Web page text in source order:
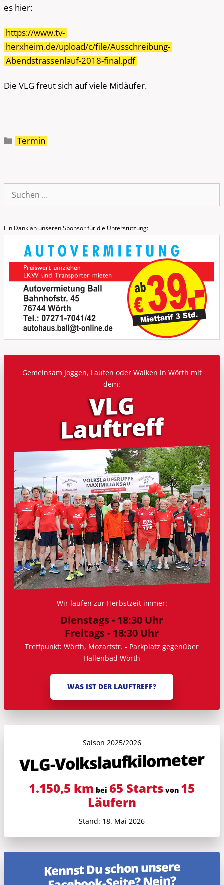
es hier:
https://www.tv-
herxheim.de/upload/c/file/Ausschreibung-
Abendstrassenlauf-2018-final.pdf
Die VLG freut sich auf viele Mitläufer.
Kategorien
Termin
Suche
nach:
Ein Dank an unseren Sponsor für die Unterstützung:
Gemeinsam Joggen, Laufen oder Walken in Wörth mit
dem:
VLG
Lauf­treff
Wir laufen zur Herbstzeit immer:
Dienstags - 18:30 Uhr
Freitags - 18:30 Uhr
Treffpunkt: Wörth, Mozartstr. - Parkplatz gegenüber
Hallenbad Wörth
WAS IST DER LAUFTREFF?
Saison 2025/2026
VLG-Volkslauf­kilometer
1.150,5 km bei 65 Starts von 15
Läufern
Stand: 18. Mai 2026
Kennst Du schon unsere